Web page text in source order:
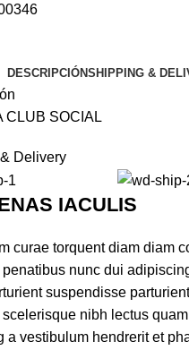
DESCRIPCIÓNSHIPPING &
CLUB SOCIAL
Delivery
IACULIS
curae torquent diam diam
penatibus nunc dui
suspendisse
scelerisque nibh lectus
a vestibulum hendrerit et